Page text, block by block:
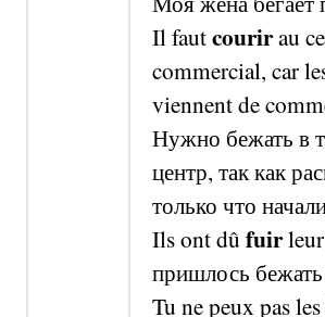
Il fautcourirau
commercial, car
viennent de
Нужно бежать в
центр, так как
только что
Ils ont dû fuirleur
пришлось
Tu ne peux pas les